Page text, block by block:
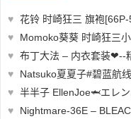
♥ 花铃 时崎狂三 旗袍
♥
Momoko葵葵 时崎狂三
♥ 布丁大法 – 内衣套装❤--
♥
Natsuko夏夏子#碧蓝航线
♥ 半半子 EllenJoe🦈エレ
♥
Nightmare-36E –